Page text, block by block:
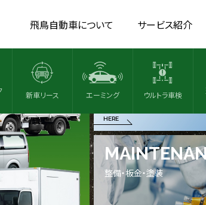
飛鳥自動車について サービス紹介
新車リース エーミング ウルトラ車検
USED CAR
HERE
整備・板金・塗装